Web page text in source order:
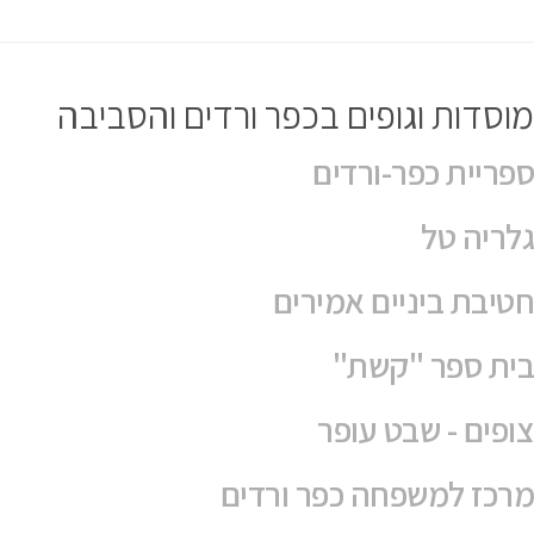
מוסדות וגופים בכפר ורדים והסביבה
ספריית כפר-ורדים
גלריה טל
חטיבת ביניים אמירים
בית ספר "קשת"
צופים - שבט עופר
מרכז למשפחה כפר ורדים